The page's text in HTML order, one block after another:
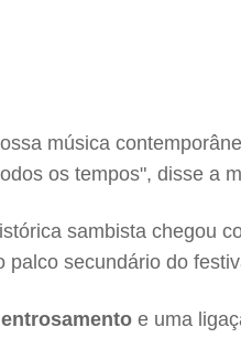
música
os tempos", disse a
sambista chegou
palco secundário do
entrosamento e uma